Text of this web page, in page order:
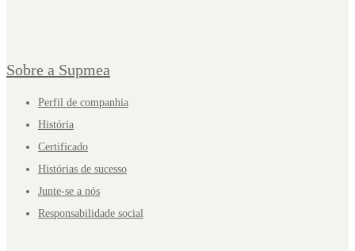
Sobre a Supmea
Perfil de companhia
História
Certificado
Histórias de sucesso
Junte-se a nós
Responsabilidade social